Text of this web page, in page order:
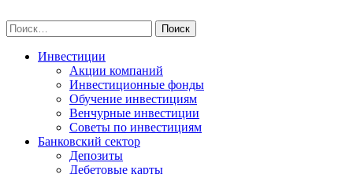
to
content
Найти:
Инвестиции
Акции компаний
Инвестиционные фонды
Обучение инвестициям
Венчурные инвестиции
Советы по инвестициям
Банковский сектор
Депозиты
Дебетовые карты